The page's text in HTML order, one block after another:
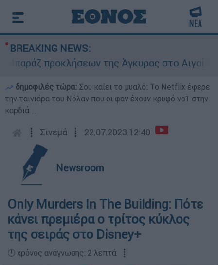
BREAKING NEWS:
προκλήσεων της Άγκυρας στο Αιγαίο:
δημοφιλές τώρα: Σου καίει το μυαλό: Το Netflix έφερε
την ταινιάρα του Νόλαν που οι φαν έχουν κρυφό νο1 στην
καρδιά...
┋ Σινεμά ┋ 22.07.2023 12:40
Newsroom
Only Murders In The Building: Πότε
κάνει πρεμιέρα ο τρίτος κύκλος
της σειράς στο Disney+
🕛 χρόνος ανάγνωσης: 2 λεπτά ┋